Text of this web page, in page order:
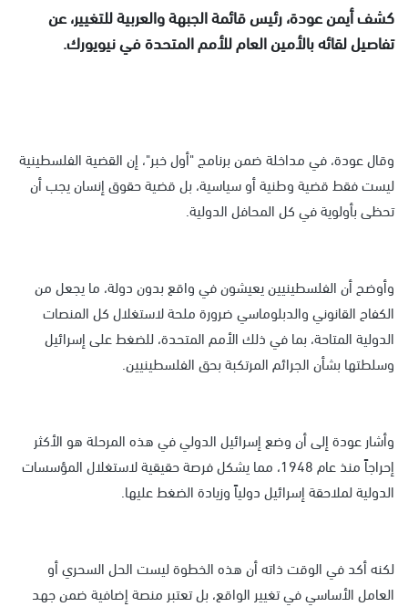
كشف أيمن عودة، رئيس قائمة الجبهة والعربية للتغيير، عن
تفاصيل لقائه بالأمين العام للأمم المتحدة في نيويورك.
وقال عودة، في مداخلة ضمن برنامج "أول خبر"، إن القضية الفلسطينية
ليست فقط قضية وطنية أو سياسية، بل قضية حقوق إنسان يجب أن
تحظى بأولوية في كل المحافل الدولية.
وأوضح أن الفلسطينيين يعيشون في واقع بدون دولة، ما يجعل من
الكفاح القانوني والدبلوماسي ضرورة ملحة لاستغلال كل المنصات
الدولية المتاحة، بما في ذلك الأمم المتحدة، للضغط على إسرائيل
وسلطتها بشأن الجرائم المرتكبة بحق الفلسطينيين.
وأشار عودة إلى أن وضع إسرائيل الدولي في هذه المرحلة هو الأكثر
إحراجاً منذ عام 1948، مما يشكل فرصة حقيقية لاستغلال المؤسسات
الدولية لملاحقة إسرائيل دولياً وزيادة الضغط عليها.
لكنه أكد في الوقت ذاته أن هذه الخطوة ليست الحل السحري أو
العامل الأساسي في تغيير الواقع، بل تعتبر منصة إضافية ضمن جهد